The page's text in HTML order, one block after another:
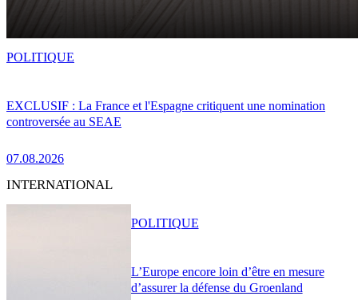
EXCLUSIF : La France et l'Espagne critiquent une nomination
controversée au SEAE
07.08.2026
POLITIQUE
INTERNATIONAL
L’Europe encore loin d’être en mesure
d’assurer la défense du Groenland
POLITIQUE